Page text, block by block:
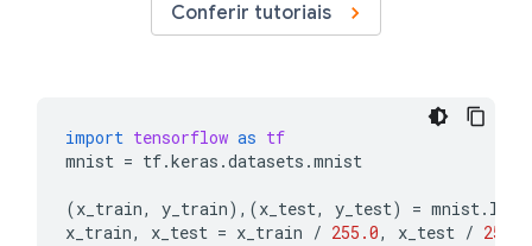
Conferir tutoriais
import tensorflow as tf
mnist = tf.keras .datasets .mnist
(x_train, y_train),(x_test, y_test) = mnist.
x_train, x_test = x_train / 255.0, x_test / 255.0